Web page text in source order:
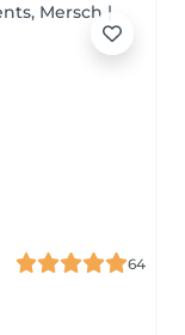
64